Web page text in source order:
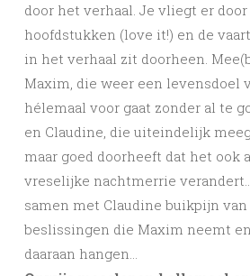
door het verhaal. Je vliegt er
hoofdstukken (love it!) en de
in het verhaal zit doorheen.
Maxim, die weer een levensdoel
hélemaal voor gaat zonder al te
en Claudine, die uiteindelijk
maar goed doorheeft dat het ook
vreselijke nachtmerrie
samen met Claudine buikpijn
beslissingen die Maxim neemt
daaraan hangen…